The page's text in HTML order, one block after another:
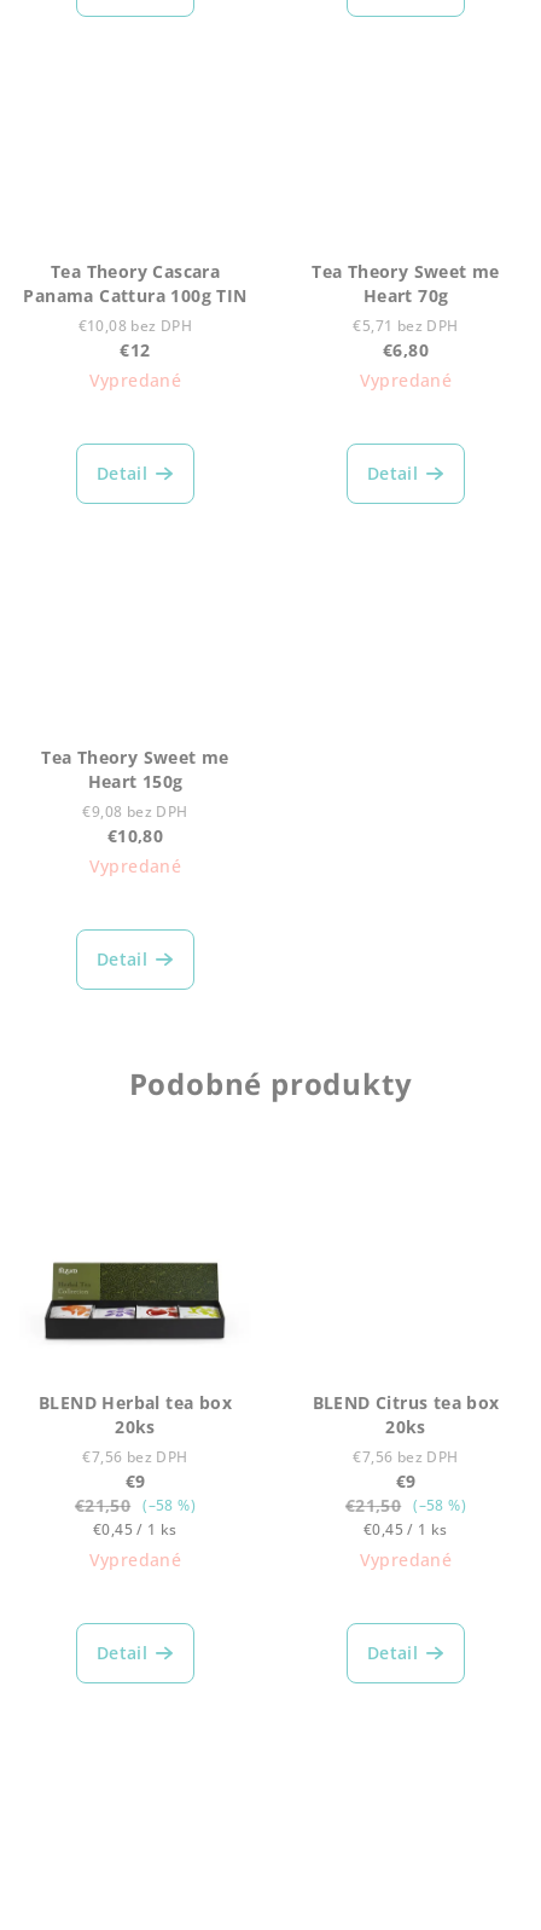
Tea Theory Cascara
Panama Cattura 100g TIN
€10,08 bez DPH
€12
Vypredané
Detail
Tea Theory Sweet me
Heart 70g
€5,71 bez DPH
€6,80
Vypredané
Detail
Tea Theory Sweet me
Heart 150g
€9,08 bez DPH
€10,80
Vypredané
Detail
Podobné produkty
BLEND Herbal tea box
20ks
€7,56 bez DPH
€9
€21,50
(–58 %)
Jednotková
cena:
€0,45 / 1 ks
Vypredané
Detail
BLEND Citrus tea box
20ks
€7,56 bez DPH
€9
€21,50
(–58 %)
Jednotková
cena:
€0,45 / 1 ks
Vypredané
Detail